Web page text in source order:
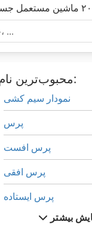
محبوب‌ترین نام‌های ماشین‌آلات را مرور کنید:
نمودار سیم کشی
پرس
پرس افست
پرس افقی
پرس ایستاده
پرس بالای پیستون
بیشتر